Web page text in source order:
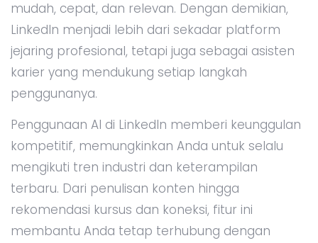
mudah, cepat, dan relevan. Dengan demikian,
LinkedIn menjadi lebih dari sekadar platform
jejaring profesional, tetapi juga sebagai asisten
karier yang mendukung setiap langkah
penggunanya.
Penggunaan AI di LinkedIn memberi keunggulan
kompetitif, memungkinkan Anda untuk selalu
mengikuti tren industri dan keterampilan
terbaru. Dari penulisan konten hingga
rekomendasi kursus dan koneksi, fitur ini
membantu Anda tetap terhubung dengan